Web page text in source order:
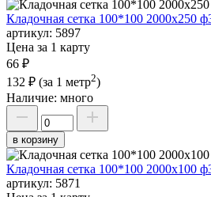
Кладочная сетка 100*100 2000х250
артикул: 5897
Цена за 1 карту
66 ₽
132 ₽ (за 1 метр2)
Наличие: много
в корзину
Кладочная сетка 100*100 2000х100
артикул: 5871